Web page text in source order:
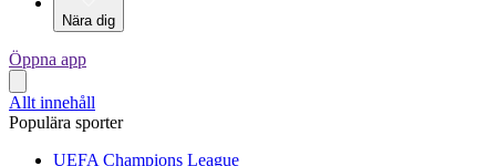
Nära dig
Öppna app
Allt innehåll
Populära sporter
UEFA Champions League